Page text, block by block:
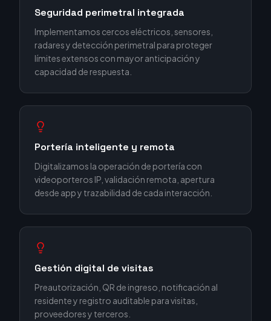
Seguridad perimetral integrada
Implementamos cercos eléctricos, sensores,
radares y detección perimetral para proteger
límites extensos con mayor anticipación y
capacidad de respuesta.
Portería inteligente y remota
Digitalizamos la operación de portería con
videoporteros IP, validación remota, apertura
desde app y trazabilidad de cada interacción.
Gestión digital de visitas
Preautorización, QR de ingreso, notificación al
residente y registro auditable para visitas,
proveedores y terceros.